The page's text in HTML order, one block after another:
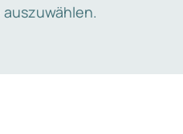
auszuwählen.